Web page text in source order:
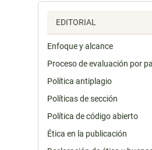
EDITORIAL
Enfoque y alcance
Proceso de evaluación por
Política antiplagio
Políticas de sección
Política de código abierto
Ética en la publicación